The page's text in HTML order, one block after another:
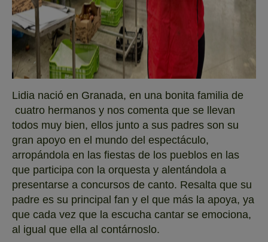
Lidia nació en Granada, en una bonita familia de
cuatro hermanos y nos comenta que se llevan
todos muy bien, ellos junto a sus padres son su
gran apoyo en el mundo del espectáculo,
arropándola en las fiestas de los pueblos en las
que participa con la orquesta y alentándola a
presentarse a concursos de canto. Resalta que su
padre es su principal fan y el que más la apoya, ya
que cada vez que la escucha cantar se emociona,
al igual que ella al contárnoslo.